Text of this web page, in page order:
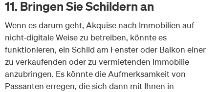
11. Bringen Sie Schildern an
Wenn es darum geht, Akquise nach Immobilien auf
nicht-digitale Weise zu betreiben, könnte es
funktionieren, ein Schild am Fenster oder Balkon einer
zu verkaufenden oder zu vermietenden Immobilie
anzubringen. Es könnte die Aufmerksamkeit von
Passanten erregen, die sich dann mit Ihnen in